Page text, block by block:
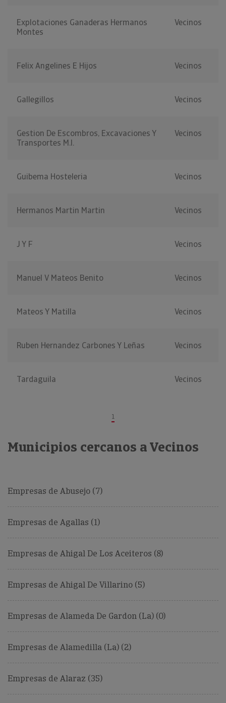
Explotaciones Ganaderas Hermanos
Montes
Vecinos
Felix Angelines E Hijos Vecinos
Gallegillos Vecinos
Gestion De Escombros, Excavaciones Y
Transportes M.l.
Vecinos
Guibema Hosteleria Vecinos
Hermanos Martin Martin Vecinos
J Y F Vecinos
Manuel V Mateos Benito Vecinos
Mateos Y Matilla Vecinos
Ruben Hernandez Carbones Y Leñas Vecinos
Tardaguila Vecinos
1
Municipios cercanos a Vecinos
Empresas de Abusejo (7)
Empresas de Agallas (1)
Empresas de Ahigal De Los Aceiteros (8)
Empresas de Ahigal De Villarino (5)
Empresas de Alameda De Gardon (La) (0)
Empresas de Alamedilla (La) (2)
Empresas de Alaraz (35)